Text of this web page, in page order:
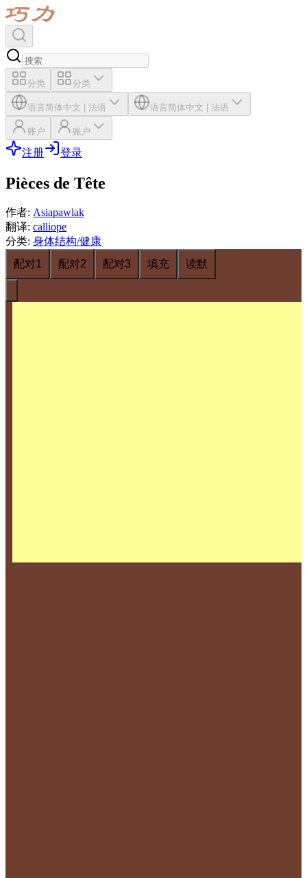
分类 分类
语言简体中文 | 法语 语言简体中文 | 法语
账户 账户
注册 登录
Pièces de Tête
作者: Asiapawlak
翻译: calliope
分类: 身体结构/健康
配对1
配对2 配对3 填充 读默